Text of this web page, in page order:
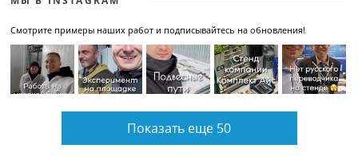
Смотрите примеры наших работ и подписывайтесь на обновления!
Показать еще 50